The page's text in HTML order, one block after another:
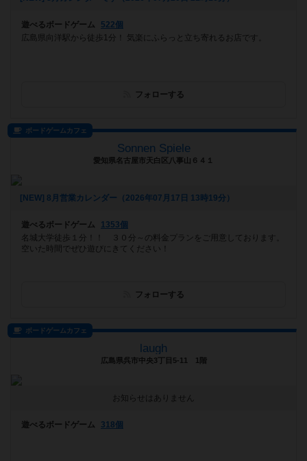
遊べるボードゲーム
522個
広島県向洋駅から徒歩1分！ 気楽にふらっと立ち寄れるお店です。
フォローする
ボードゲームカフェ
Sonnen Spiele
愛知県名古屋市天白区八事山６４１
[NEW] 8月営業カレンダー（2026年07月17日 13時19分）
遊べるボードゲーム
1353個
名城大学徒歩１分！！ ３０分～の料金プランをご用意しております。
空いた時間でぜひ遊びにきてください！
フォローする
ボードゲームカフェ
laugh
広島県呉市中央3丁目5-11 1階
お知らせはありません
遊べるボードゲーム 318個